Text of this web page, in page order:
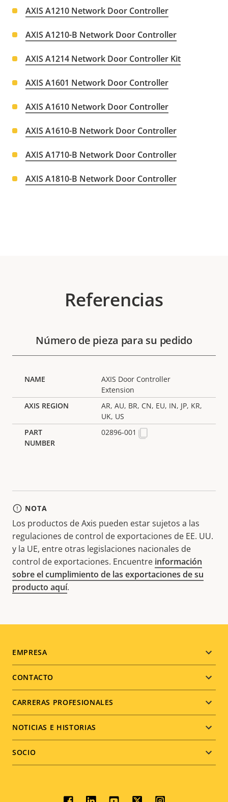
AXIS A1210 Network Door Controller
AXIS A1210-B Network Door Controller
AXIS A1214 Network Door Controller Kit
AXIS A1601 Network Door Controller
AXIS A1610 Network Door Controller
AXIS A1610-B Network Door Controller
AXIS A1710-B Network Door Controller
AXIS A1810-B Network Door Controller
Referencias
Número de pieza para su pedido
AXIS Door Controller
Extension
AR, AU, BR, CN, EU, IN, JP, KR,
UK, US
02896-001
NOTA
Los productos de Axis pueden estar sujetos a las
regulaciones de control de exportaciones de EE. UU.
y la UE, entre otras legislaciones nacionales de
control de exportaciones. Encuentre información
sobre el cumplimiento de las exportaciones de su
producto aquí.
Footer
menu
EMPRESA
CONTACTO
CARRERAS PROFESIONALES
NOTICIAS E HISTORIAS
SOCIO